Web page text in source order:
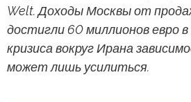
Welt. Доходы Москвы от
достигли 60 миллионов евро
кризиса вокруг Ирана
может лишь усилиться.